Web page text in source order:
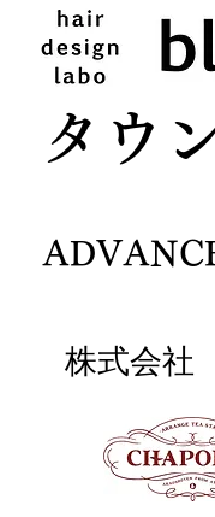
タウ
株式会社